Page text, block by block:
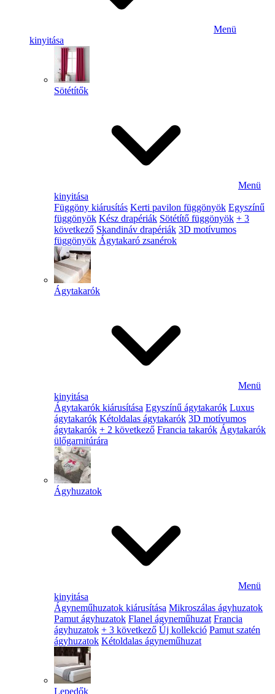
Menü
kinyitása
Sötétítők
Menü
kinyitása
Függöny kiárusítás Kerti pavilon függönyök Egyszínű
függönyök Kész drapériák Sötétítő függönyök + 3
következő Skandináv drapériák 3D motívumos
függönyök Ágytakaró zsanérok
Ágytakarók
Menü
kinyitása
Ágytakarók kiárusítása Egyszínű ágytakarók Luxus
ágytakarók Kétoldalas ágytakarók 3D motívumos
ágytakarók + 2 következő Francia takarók Ágytakarók
ülőgarnitúrára
Ágyhuzatok
Menü
kinyitása
Ágyneműhuzatok kiárusítása Mikroszálas ágyhuzatok
Pamut ágyhuzatok Flanel ágyneműhuzat Francia
ágyhuzatok + 3 következő Új kollekció Pamut szatén
ágyhuzatok Kétoldalas ágyneműhuzat
Lepedők